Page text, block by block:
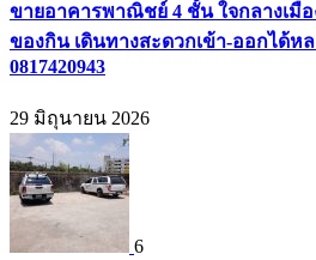
ขายอาคารพาณิชย์ 4 ชั้น ใจกลางเมื
ของกิน เดินทางสะดวกเข้า-ออกได้ห
0817420943
29 มิถุนายน 2026
6